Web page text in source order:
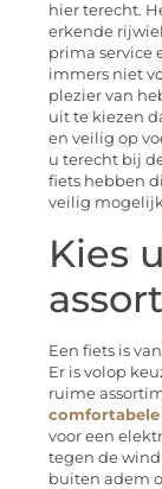
hier terecht.
erkende
prima service
immers niet
plezier van
uit te kiezen
en veilig op
u terecht bij
fiets hebben
veilig
Kies
Een fiets is
Er is volop
ruime
voor een
tegen de
buiten adem